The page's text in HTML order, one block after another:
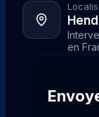
en